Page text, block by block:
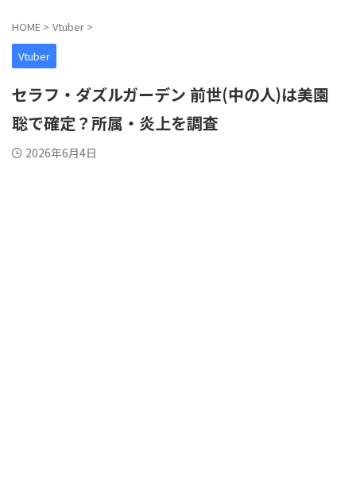
HOME > Vtuber >
Vtuber
セラフ・ダズルガーデン 前世(中の人)は美園
聡で確定？所属・炎上を調査
2026年6月4日